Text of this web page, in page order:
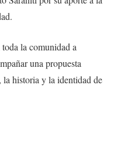
la comunidad a
una propuesta
historia y la identidad de